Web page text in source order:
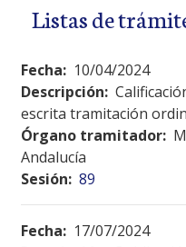
Listas de
Fecha: 10/04/2024
Descripción:
escrita tramitación
Órgano tramitador:
Andalucía
Sesión: 89
Fecha: 17/07/2024